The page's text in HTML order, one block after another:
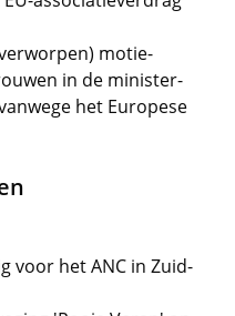
motie-
in de minister-
het Europese
voor het ANC in Zuid-